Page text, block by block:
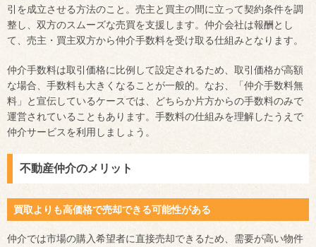
引を成立させる方法のこと。売主と買主の間に立って契約条件を調
整し、双方のスムーズな売買を支援します。仲介会社は報酬とし
て、売主・買主双方から仲介手数料を受け取る仕組みとなります。
仲介手数料は取引価格に比例して設定されるため、取引価格が高額
な場合、手数料も大きくなることが一般的。なお、「仲介手数料無
料」と宣伝しているケースでは、どちらか片方からの手数料のみで
運営されていることもあります。手数料の仕組みを理解したうえで
仲介サービスを利用しましょう。
不動産仲介のメリット
買取よりも高価格で売却できる可能性がある
仲介では市場の購入希望者に直接売却できるため、需要が高い物件